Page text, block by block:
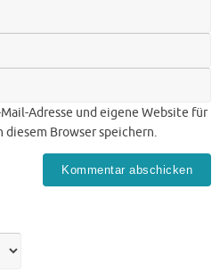
Adresse und eigene Website für
Browser speichern.